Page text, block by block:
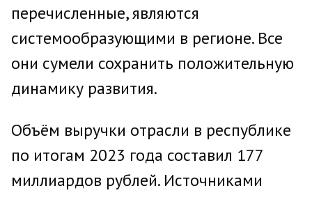
перечисленные, являются
системообразующими в регионе. Все
они сумели сохранить положительную
динамику развития.
Объём выручки отрасли в республике
по итогам 2023 года составил 177
миллиардов рублей. Источниками